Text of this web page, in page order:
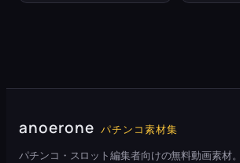
anoerone パチンコ素材集
パチンコ・スロット編集者向けの無料動画素材